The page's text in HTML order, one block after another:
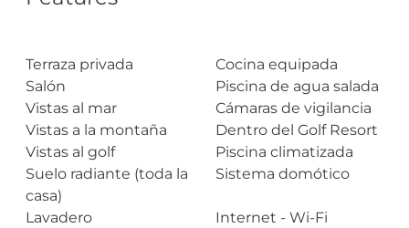
Terraza privada
Cocina equipada
Salón
Piscina de agua salada
Vistas al mar
Cámaras de vigilancia
Vistas a la montaña
Dentro del Golf Resort
Vistas al golf
Piscina climatizada
Suelo radiante (toda la
casa)
Sistema domótico
Lavadero
Internet - Wi-Fi